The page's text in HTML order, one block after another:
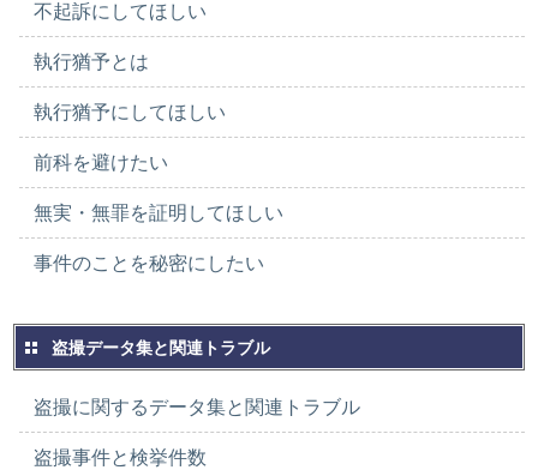
不起訴にしてほしい
執行猶予とは
執行猶予にしてほしい
前科を避けたい
無実・無罪を証明してほしい
事件のことを秘密にしたい
盗撮データ集と関連トラブル
盗撮に関するデータ集と関連トラブル
盗撮事件と検挙件数